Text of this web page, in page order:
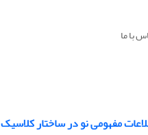
با ما
مفهومی نو در ساختار کلاسیک